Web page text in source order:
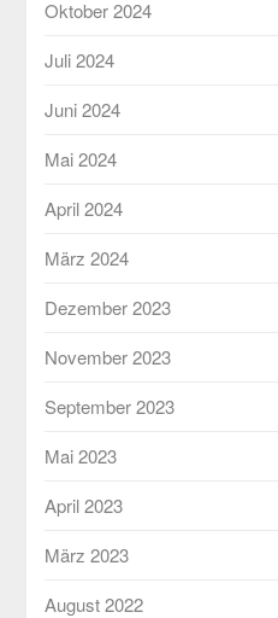
Oktober 2024
Juli 2024
Juni 2024
Mai 2024
April 2024
März 2024
Dezember 2023
November 2023
September 2023
Mai 2023
April 2023
März 2023
August 2022